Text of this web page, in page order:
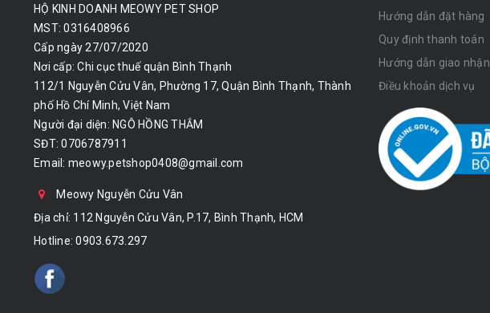
HỘ KINH DOANH MEOWY PET SHOP
MST: 0316408966
Cấp ngày 27/07/2020
Nơi cấp: Chi cục thuế quận Bình Thạnh
112/1 Nguyễn Cửu Vân, Phường 17, Quận Bình Thạnh, Thành
phố Hồ Chí Minh, Việt Nam
Người đại diện: NGÔ HỒNG THẮM
SĐT: 0706787911
Email: meowy.petshop0408@gmail.com
Meowy Nguyễn Cửu Vân
Địa chỉ: 112 Nguyễn Cửu Vân, P.17, Bình Thạnh, HCM
Hotline:0903.673.297
Hướng dẫn đặt hàng
Quy định thanh toán
Hướng dẫn giao nhận
Điều khoản dịch vụ